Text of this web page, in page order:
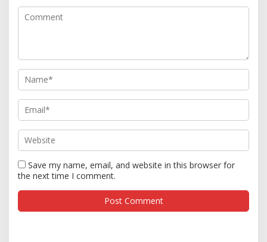
Save my name, email, and website in this browser for
the next time I comment.